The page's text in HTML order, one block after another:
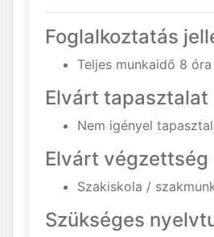
Foglalkoztatás
Teljes munkaidő 8 óra
Elvárt tapasztalat
Nem igényel
Elvárt végzettség
Szakiskola /
Szükséges